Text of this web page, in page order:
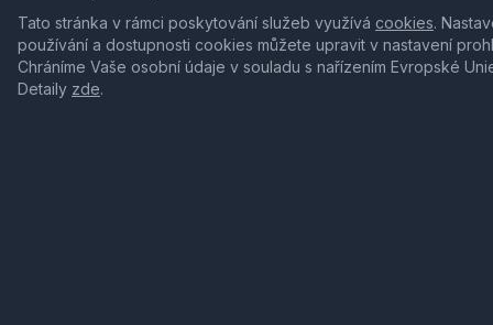
Tato stránka v rámci poskytování služeb využívá cookies.
používání a dostupnosti cookies můžete upravit v nastavení
Chráníme Vaše osobní údaje v souladu s nařízením Evropské
Detaily zde.